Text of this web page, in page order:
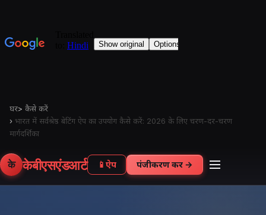
घर> कैसे करें
› भारत में सर्वश्रेष्ठ बेटिंग ऐप का उपयोग कैसे करें: 2026 के लिए चरण-दर-चरण
मार्गदर्शिका
के केबीएसएंडआर्ट 📱 ऐप पंजीकरण करें →